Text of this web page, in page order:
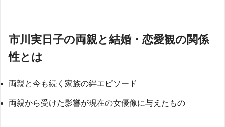
市川実日子の両親と結婚・恋愛観の関係
性とは
両親と今も続く家族の絆エピソード
両親から受けた影響が現在の女優像に与えたもの